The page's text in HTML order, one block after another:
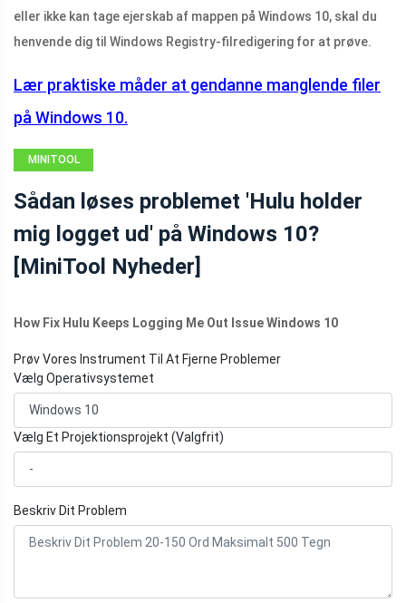
eller ikke kan tage ejerskab af mappen på Windows 10, skal du
henvende dig til Windows Registry-filredigering for at prøve.
Lær praktiske måder at gendanne manglende filer
på Windows 10.
MINITOOL
Sådan løses problemet 'Hulu holder
mig logget ud' på Windows 10?
[MiniTool Nyheder]
How Fix Hulu Keeps Logging Me Out Issue Windows 10
Prøv Vores Instrument Til At Fjerne Problemer
Vælg Operativsystemet
Vælg Et Projektionsprojekt (Valgfrit)
Beskriv Dit Problem